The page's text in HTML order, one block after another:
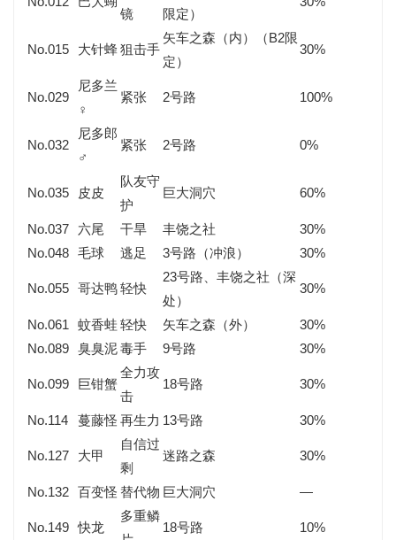
镜
限定）
No.015 大针蜂狙击手
矢车之森（内）（B2限
定）
30%
No.029
尼多兰
♀
紧张 2号路 100%
No.032
尼多郎
♂
紧张 2号路 0%
No.035 皮皮
队友守
护
巨大洞穴 60%
No.037 六尾 干旱 丰饶之社
30%
No.048 毛球 逃足 3号路（冲浪） 30%
No.055 哥达鸭轻快
23号路、丰饶之社（深
处）
30%
No.061 蚊香蛙 轻快 矢车之森（外）
30%
No.089 臭臭泥毒手 9号路 30%
No.099 巨钳蟹
全力攻
击
18号路 30%
No.114 蔓藤怪 再生力 13号路 30%
No.127 大甲
自信过
剩
迷路之森 30%
No.132 百变怪 替代物 巨大洞穴 —
No.149 快龙
多重鳞
18号路 10%